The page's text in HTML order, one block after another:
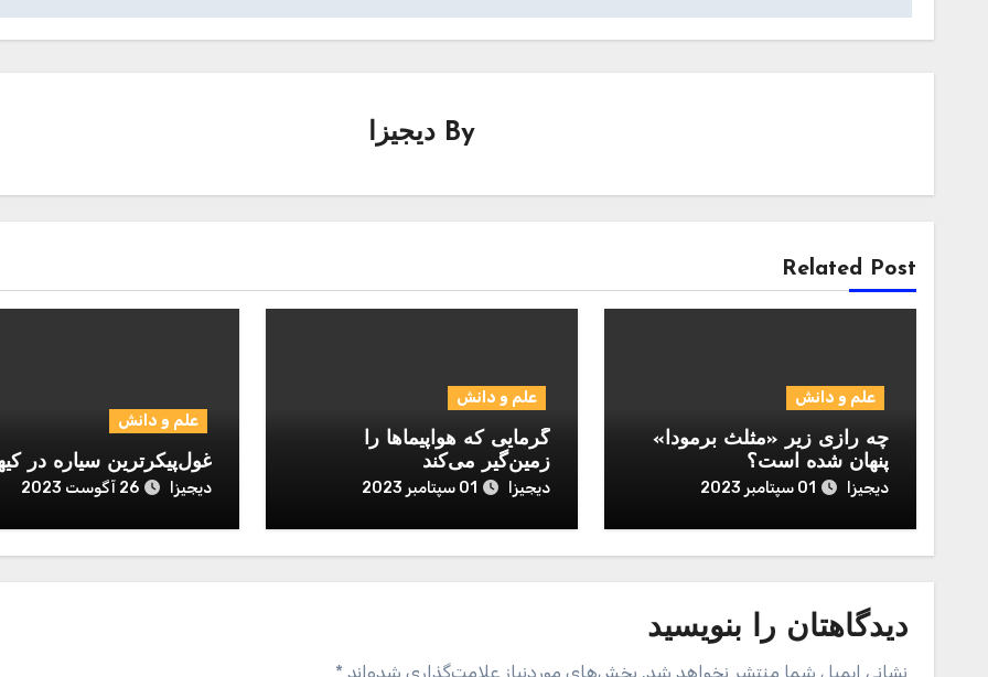
By دیجیزا
Related Post
علم و دانش
چه رازی زیر «مثلث برمودا»
پنهان شده است؟
دیجیزا 01 سپتامبر 2023
علم و دانش
گرمایی که هواپیماها را
زمین‌گیر می‌کند
دیجیزا 01 سپتامبر 2023
علم و دانش
غول‌پیکرترین سیاره در
دیجیزا 26 آگوست 2023
دیدگاهتان را بنویسید
نشانی ایمیل شما منتشر نخواهد شد. بخش‌های موردنیاز علامت‌گذاری شده‌اند *